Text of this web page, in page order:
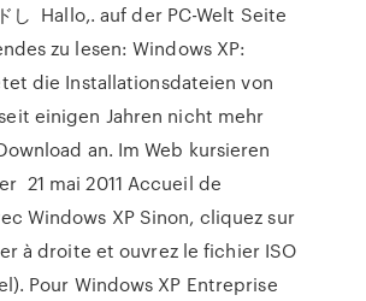
し Hallo,. auf der PC-Welt Seite
zu lesen: Windows XP:
die Installationsdateien von
einigen Jahren nicht mehr
an. Im Web kursieren
21 mai 2011 Accueil de
Windows XP Sinon, cliquez sur
à droite et ouvrez le fichier ISO
Pour Windows XP Entreprise